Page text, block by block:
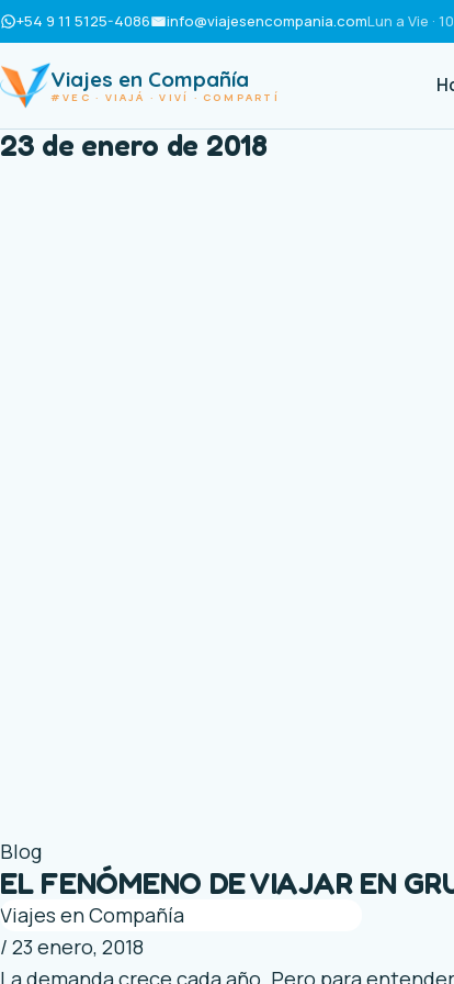
+54 9 11 5125-4086 info@viajesencompania.comLun a Vie ·
Viajes en Compañía
#VEC · VIAJÁ · VIVÍ · COMPARTÍ
23 de enero de 2018
Blog
EL FENÓMENO DE VIAJAR EN
Viajes en Compañía
/ 23 enero, 2018